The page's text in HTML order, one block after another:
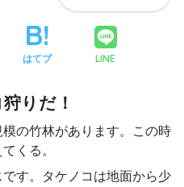
はてブ LINE
りだ！
の竹林があります。この時
くる。
す。タケノコは地面から少